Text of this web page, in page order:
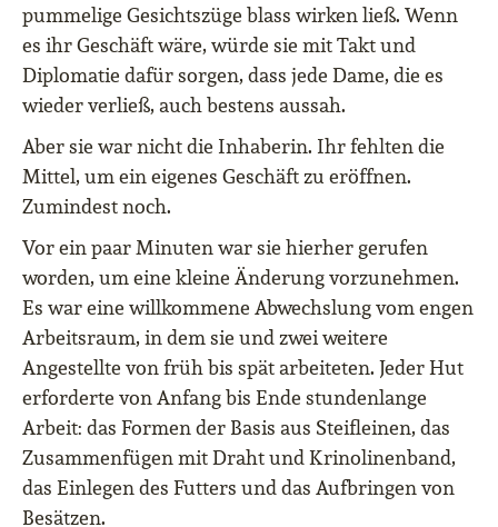
pummelige Gesichtszüge blass wirken ließ. Wenn
es ihr Geschäft wäre, würde sie mit Takt und
Diplomatie dafür sorgen, dass jede Dame, die es
wieder verließ, auch bestens aussah.
Aber sie war nicht die Inhaberin. Ihr fehlten die
Mittel, um ein eigenes Geschäft zu eröffnen.
Zumindest noch.
Vor ein paar Minuten war sie hierher gerufen
worden, um eine kleine Änderung vorzunehmen.
Es war eine willkommene Abwechslung vom engen
Arbeitsraum, in dem sie und zwei weitere
Angestellte von früh bis spät arbeiteten. Jeder Hut
erforderte von Anfang bis Ende stundenlange
Arbeit: das Formen der Basis aus Steifleinen, das
Zusammenfügen mit Draht und Krinolinenband,
das Einlegen des Futters und das Aufbringen von
Besätzen.